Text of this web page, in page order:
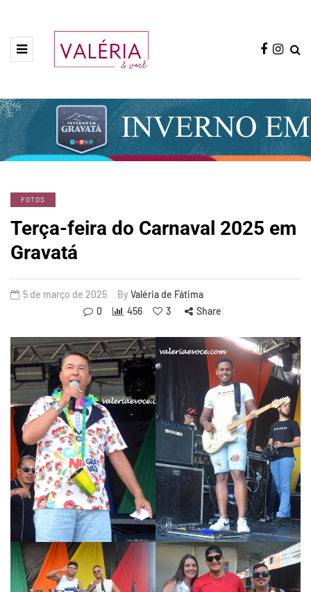
FOTOS
Terça-feira do Carnaval 2025 em
Gravatá
5 de março de 2025 By Valéria de Fátima
0
456 3 Share